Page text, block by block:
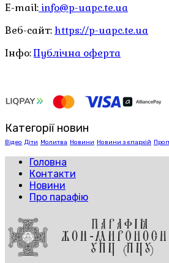
E-mail: info@p-uapc.te.ua
Веб-сайт: https://p-uapc.te.ua
Інфо:Публічна оферта
Категорії новин
Відео Діти Молитва Новини Новини з єпархій
Головна
Контакти
Новини
Про парафію